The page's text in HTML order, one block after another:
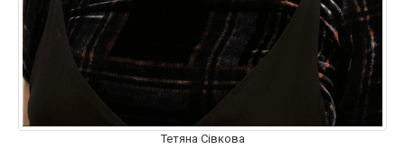
Тетяна Сівкова